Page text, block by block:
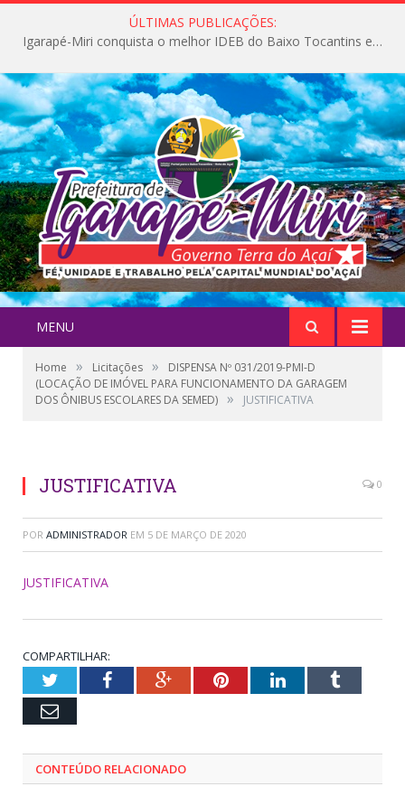
ÚLTIMAS PUBLICAÇÕES:
Igarapé-Miri conquista o melhor IDEB do Baixo Tocantins e avança na qualidade da educação pública
MENU
Home » Licitações »
DISPENSA Nº 031/2019-PMI-D
(LOCAÇÃO DE IMÓVEL PARA FUNCIONAMENTO DA GARAGEM
DOS ÔNIBUS ESCOLARES DA SEMED) » JUSTIFICATIVA
JUSTIFICATIVA 0
POR ADMINISTRADOR EM 5 DE MARÇO DE 2020
JUSTIFICATIVA
COMPARTILHAR:
TwitterFacebookGoogle+PinterestLinkedInTumblr
Email
CONTEÚDO RELACIONADO